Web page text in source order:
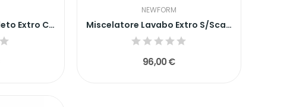
Mix vasca Est. Completo Extro Cromo
NEWFORM
Miscelatore Lavabo Extro S/Scarico
96,00 €